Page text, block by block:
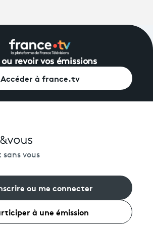
revoir vos émissions
Accéder à france.tv
sans vous
ou me connecter
à une émission